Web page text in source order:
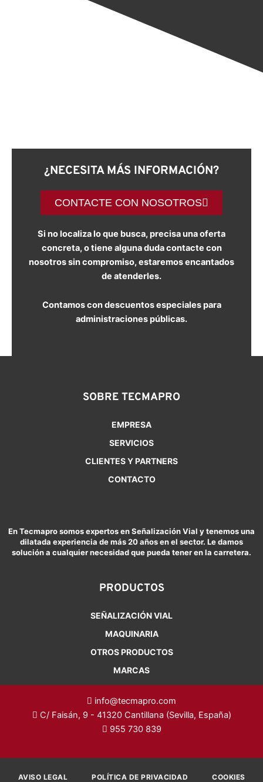
¿NECESITA MÁS INFORMACIÓN?
CONTACTE CON NOSOTROS
Si no localiza lo que busca, precisa una oferta
concreta, o tiene alguna duda contacte con
nosotros sin compromiso, estaremos encantados
de atenderles.
Contamos con descuentos especiales para
administraciones públicas.
SOBRE TECMAPRO
EMPRESA
SERVICIOS
CLIENTES Y PARTNERS
CONTACTO
En Tecmapro somos expertos en Señalización Vial y tenemos una
dilatada experiencia de más 20 años en el sector. Le damos
solución a cualquier necesidad que pueda tener en la carretera.
PRODUCTOS
SEÑALIZACIÓN VIAL
MAQUINARIA
OTROS PRODUCTOS
MARCAS
info@tecmapro.com
C/ Faisán, 9 - 41320 Cantillana (Sevilla, España)
955 730 839
AVISO LEGAL POLÍTICA DE PRIVACIDAD COOKIES